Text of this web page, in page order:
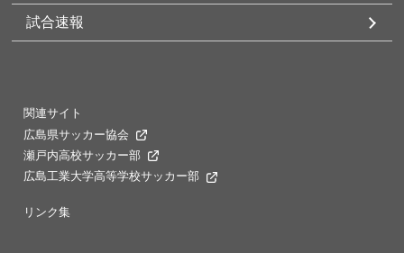
試合速報
関連サイト
広島県サッカー協会
瀬戸内高校サッカー部
広島工業大学高等学校サッカー部
リンク集